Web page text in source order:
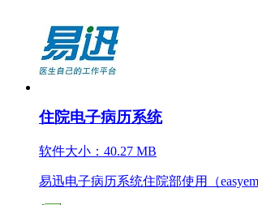
住院电子病历系统
软件大小：40.27 MB
易迅电子病历系统住院部使用（